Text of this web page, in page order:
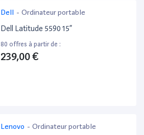
Dell - Ordinateur portable
Dell Latitude 5590 15”
80 offres à partir de :
239,00 €
Lenovo - Ordinateur portable